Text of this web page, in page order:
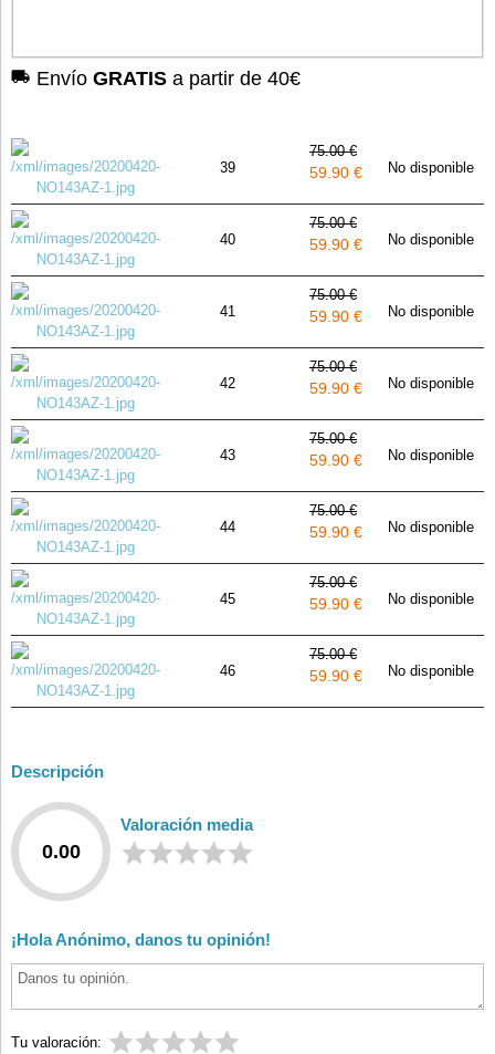
Envío GRATIS a partir de 40€
39
75.00 €
59.90 € No disponible
40
75.00 €
59.90 € No disponible
41
75.00 €
59.90 € No disponible
42
75.00 €
59.90 € No disponible
43
75.00 €
59.90 € No disponible
44
75.00 €
59.90 € No disponible
45
75.00 €
59.90 € No disponible
46
75.00 €
59.90 € No disponible
Descripción
0.00
Valoración media
¡Hola Anónimo, danos tu opinión!
Tu valoración: